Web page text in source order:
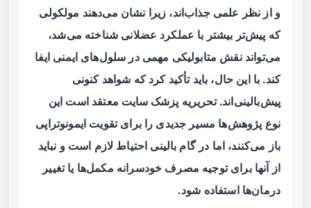
و از نظر علمی جذاب‌اند، زیرا نشان می‌دهند مولکولی
که پیش‌تر بیشتر با عملکرد عضلانی شناخته می‌شد،
می‌تواند نقش متابولیکی مهمی در سلول‌های ایمنی ایفا
کند. با این حال، باید تأکید کرد که شواهد کنونی
پیش‌بالینی‌اند. تحریریه پزشک سایت معتقد است این
نوع پژوهش‌ها مسیر جدیدی را برای تقویت ایمونوتراپی
باز می‌کنند، اما در گام بالینی احتیاط لازم است و نباید
از آنها برای توجیه مصرف خودسرانه مکمل‌ها یا تغییر
درمان‌ها استفاده شود.